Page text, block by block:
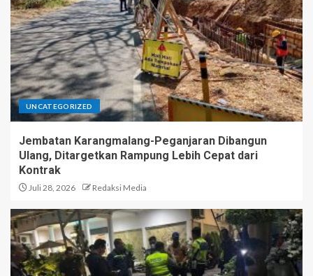
UNCATEGORIZED
Jembatan Karangmalang-Peganjaran Dibangun
Ulang, Ditargetkan Rampung Lebih Cepat dari
Kontrak
Juli 28, 2026 Redaksi Media